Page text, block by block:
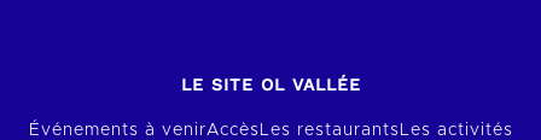
LE SITE OL VALLÉE
Événements à venirAccèsLes restaurantsLes activités